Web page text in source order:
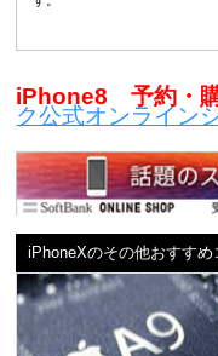
iPhone8 予約・
ク公式オンライン
iPhoneXのその他おすすめ